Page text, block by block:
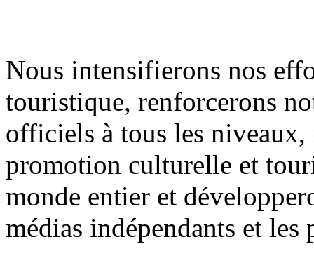
Nous intensifierons nos
touristique, renforcerons
officiels à tous les niveaux,
promotion culturelle et
monde entier et
médias indépendants et